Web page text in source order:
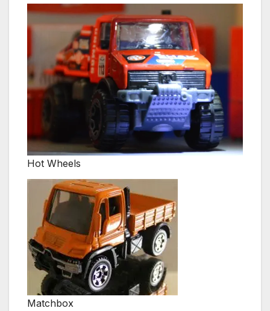
Hot Wheels
Matchbox